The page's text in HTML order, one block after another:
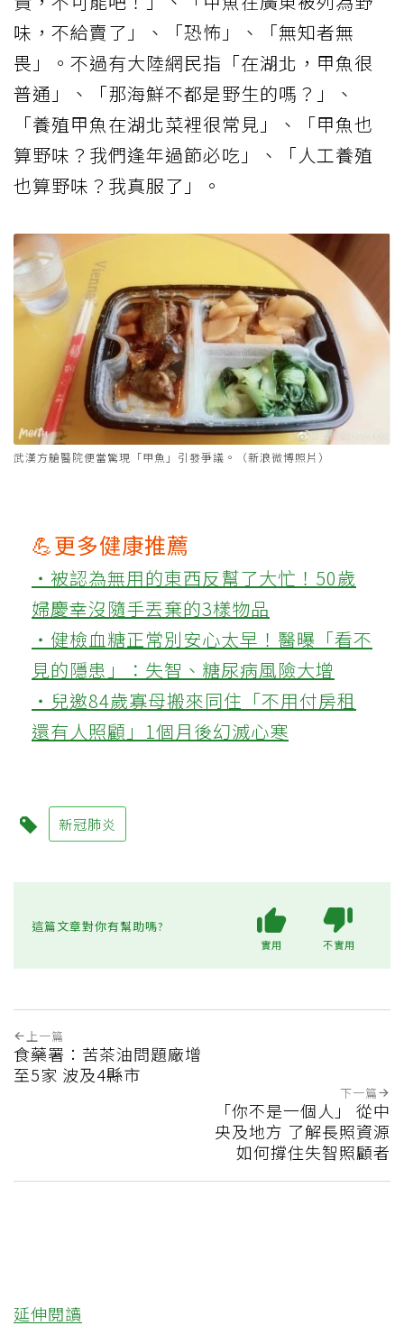
味，不給賣了」、「恐怖」、「無知者無
畏」。不過有大陸網民指「在湖北，甲魚很
普通」、「那海鮮不都是野生的嗎？」、
「養殖甲魚在湖北菜裡很常見」、「甲魚也
算野味？我們逢年過節必吃」、「人工養殖
也算野味？我真服了」。
武漢方艙醫院便當驚現「甲魚」引發爭議。（新浪微博照片）
💪更多健康推薦
‧被認為無用的東西反幫了大忙！50歲
婦慶幸沒隨手丟棄的3樣物品
‧健檢血糖正常別安心太早！醫曝「看不
見的隱患」：失智、糖尿病風險大增
‧兒邀84歲寡母搬來同住「不用付房租
還有人照顧」1個月後幻滅心寒
新冠肺炎
這篇文章對你有幫助嗎?
實用 不實用
上一篇
食藥署：苦茶油問題廠增
至5家 波及4縣市
下一篇
「你不是一個人」 從中
央及地方 了解長照資源
如何撐住失智照顧者
延伸閱讀